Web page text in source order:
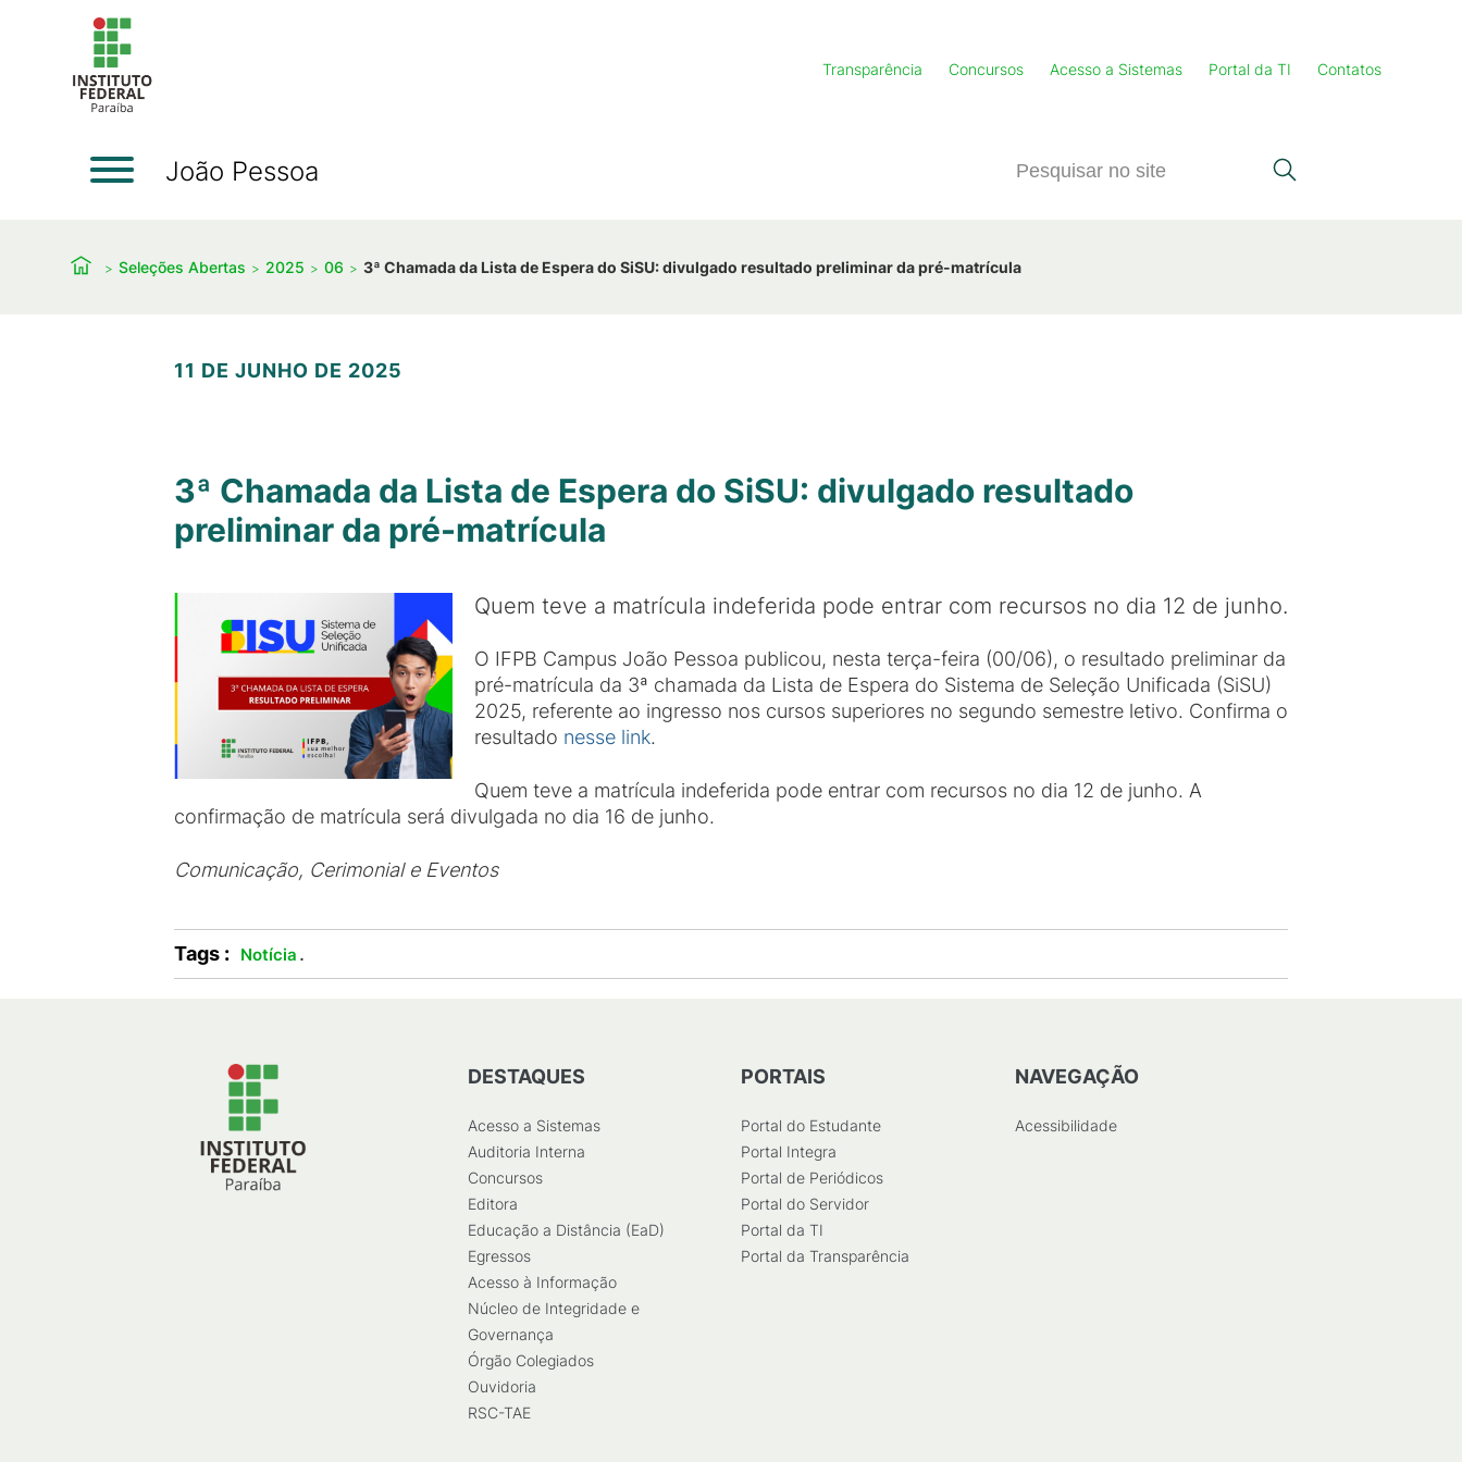
Transparência Concursos Acesso a Sistemas Portal da TI Contatos
João Pessoa
Seleções Abertas 2025 06 3ª Chamada da Lista de Espera do SiSU: divulgado resultado preliminar da pré-matrícula
11 DE JUNHO DE 2025
3ª Chamada da Lista de Espera do SiSU: divulgado resultado
preliminar da pré-matrícula
Quem teve a matrícula indeferida pode entrar com recursos no dia 12 de junho.
O IFPB Campus João Pessoa publicou, nesta terça-feira (00/06), o resultado preliminar da
pré-matrícula da 3ª chamada da Lista de Espera do Sistema de Seleção Unificada (SiSU)
2025, referente ao ingresso nos cursos superiores no segundo semestre letivo. Confirma o
resultado nesse link.
Quem teve a matrícula indeferida pode entrar com recursos no dia 12 de junho. A
confirmação de matrícula será divulgada no dia 16 de junho.
Comunicação, Cerimonial e Eventos
Tags : Notícia .
DESTAQUES
Acesso a Sistemas
Auditoria Interna
Concursos
Editora
Educação a Distância (EaD)
Egressos
Acesso à Informação
Núcleo de Integridade e
Governança
Órgão Colegiados
Ouvidoria
RSC-TAE
PORTAIS
Portal do Estudante
Portal Integra
Portal de Periódicos
Portal do Servidor
Portal da TI
Portal da Transparência
NAVEGAÇÃO
Acessibilidade